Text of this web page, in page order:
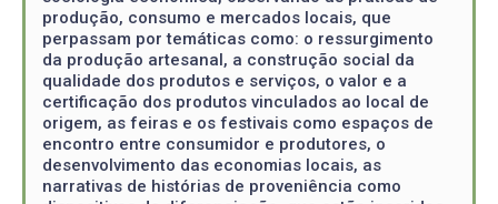
produção, consumo e mercados locais, que
perpassam por temáticas como: o ressurgimento
da produção artesanal, a construção social da
qualidade dos produtos e serviços, o valor e a
certificação dos produtos vinculados ao local de
origem, as feiras e os festivais como espaços de
encontro entre consumidor e produtores, o
desenvolvimento das economias locais, as
narrativas de histórias de proveniência como